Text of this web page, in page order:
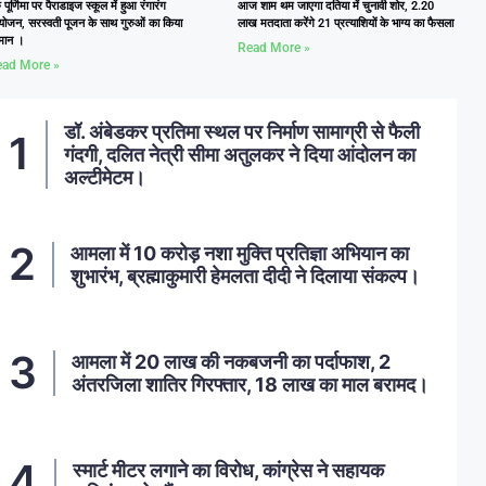
पर पैराडाइज स्कूल में हुआ रंगारंग
सरस्वती पूजन के साथ गुरुओं का किया
।
More »
आज शाम थम जाएगा दतिया में चुनावी शोर, 2.20
लाख मतदाता करेंगे 21 प्रत्याशियों के भाग्य का फैसला
Read More »
डॉ. अंबेडकर प्रतिमा स्थल पर निर्माण सामाग्री से फैली
गंदगी, दलित नेत्री सीमा अतुलकर ने दिया आंदोलन का
अल्टीमेटम।
आमला में 10 करोड़ नशा मुक्ति प्रतिज्ञा अभियान का
शुभारंभ, ब्रह्माकुमारी हेमलता दीदी ने दिलाया संकल्प।
आमला में 20 लाख की नकबजनी का पर्दाफाश, 2
अंतरजिला शातिर गिरफ्तार, 18 लाख का माल बरामद।
स्मार्ट मीटर लगाने का विरोध, कांग्रेस ने सहायक